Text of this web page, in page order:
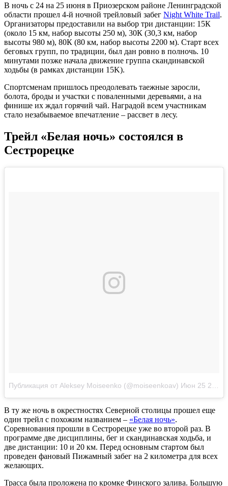
В ночь с 24 на 25 июня в Приозерском районе Ленинградской
области прошел 4-й ночной трейловый забег Night White Trail.
Организаторы предоставили на выбор три дистанции: 15К
(около 15 км, набор высоты 250 м), 30К (30,3 км, набор
высоты 980 м), 80К (80 км, набор высоты 2200 м). Старт всех
беговых групп, по традиции, был дан ровно в полночь. 10
минутами позже начала движение группа скандинавской
ходьбы (в рамках дистанции 15K).
Спортсменам пришлось преодолевать таежные заросли,
болота, броды и участки с поваленными деревьями, а на
финише их ждал горячий чай. Наградой всем участникам
стало незабываемое впечатление – рассвет в лесу.
Трейл «Белая ночь» состоялся в
Сестрорецке
Публикация от Aleksey Moiseenko (@moiseenkoav) Июн 25 2017 в 4:07 PDT
В ту же ночь в окрестностях Северной столицы прошел еще
один трейл с похожим названием – «Белая ночь».
Соревнования прошли в Сестрорецке уже во второй раз. В
программе две дисциплины, бег и скандинавская ходьба, и
две дистанции: 10 и 20 км. Перед основным стартом был
проведен фановый Пижамный забег на 2 километра для всех
желающих.
Трасса была проложена по кромке Финского залива. Большую